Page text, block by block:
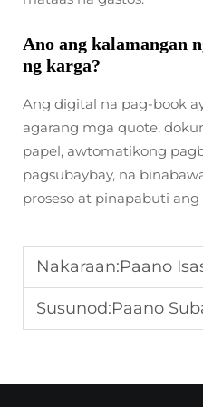
Ano ang kalamangan
ng karga?
Ang digital na pag-book
agarang mga quote,
papel, awtomatikong
pagsubaybay, na
proseso at pinapabuti ang
Nakaraan:Paano Isasaayos ang Door-
Susunod:Paano Subaybayan